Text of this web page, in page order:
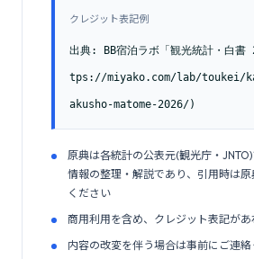
クレジット表記例
出典: BB宿泊ラボ「観光統計・白
tps://miyako.com/lab/toukei/
akusho-matome-2026/)
原典は各統計の公表元(観光庁・
情報の整理・解説であり、引用時は
ください
商用利用を含め、クレジット表記が
内容の改変を伴う場合は事前にご連